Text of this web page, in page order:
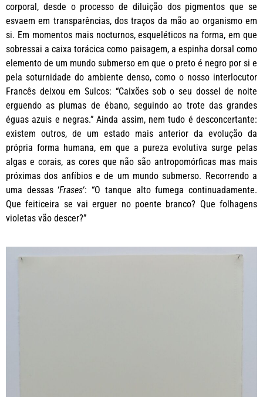
corporal, desde o processo de diluição dos pigmentos que se
esvaem em transparências, dos traços da mão ao organismo em
si. Em momentos mais nocturnos, esqueléticos na forma, em que
sobressai a caixa torácica como paisagem, a espinha dorsal como
elemento de um mundo submerso em que o preto é negro por si e
pela soturnidade do ambiente denso, como o nosso interlocutor
Francês deixou em Sulcos: “Caixões sob o seu dossel de noite
erguendo as plumas de ébano, seguindo ao trote das grandes
éguas azuis e negras.” Ainda assim, nem tudo é desconcertante:
existem outros, de um estado mais anterior da evolução da
própria forma humana, em que a pureza evolutiva surge pelas
algas e corais, as cores que não são antropomórficas mas mais
próximas dos anfíbios e de um mundo submerso. Recorrendo a
uma dessas ‘Frases‘: “O tanque alto fumega continuadamente.
Que feiticeira se vai erguer no poente branco? Que folhagens
violetas vão descer?”